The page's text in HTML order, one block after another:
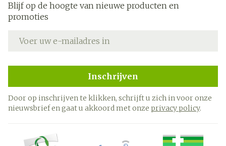
Blijf op de hoogte van nieuwe producten en
promoties
Inschrijven
Door op inschrijven te klikken, schrijft u zich in voor onze
nieuwsbrief en gaat u akkoord met onze privacy policy.